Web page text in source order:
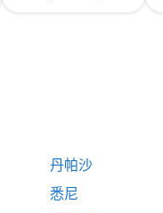
丹帕沙
悉尼